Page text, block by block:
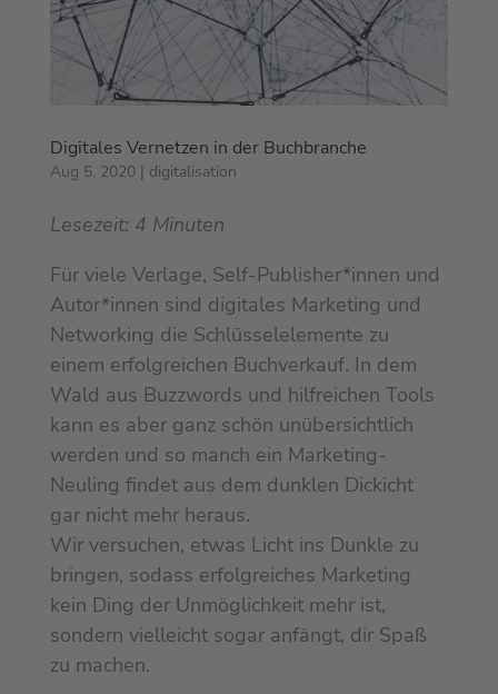
Digitales Vernetzen in der Buchbranche
Aug 5, 2020| digitalisation
Lesezeit: 4 Minuten
Für viele Verlage, Self-Publisher*innen und
Autor*innen sind digitales Marketing und
Networking die Schlüsselelemente zu
einem erfolgreichen Buchverkauf. In dem
Wald aus Buzzwords und hilfreichen Tools
kann es aber ganz schön unübersichtlich
werden und so manch ein Marketing-
Neuling findet aus dem dunklen Dickicht
gar nicht mehr heraus.
Wir versuchen, etwas Licht ins Dunkle zu
bringen, sodass erfolgreiches Marketing
kein Ding der Unmöglichkeit mehr ist,
sondern vielleicht sogar anfängt, dir Spaß
zu machen.